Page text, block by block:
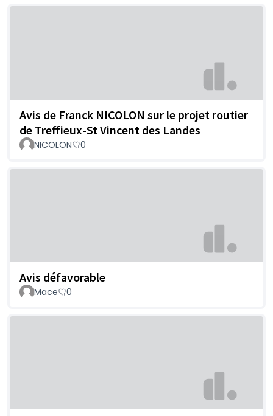
Avis de Franck NICOLON sur le projet routier
de Treffieux-St Vincent des Landes
NICOLON 0
Avis défavorable
Mace 0